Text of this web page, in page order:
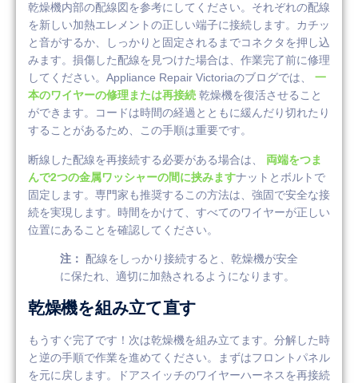
乾燥機内部の配線図を参考にしてください。それぞれの配線
を新しい加熱エレメントの正しい端子に接続します。カチッ
と音がするか、しっかりと固定されるまでコネクタを押し込
みます。損傷した配線を見つけた場合は、作業完了前に修理
してください。Appliance Repair Victoriaのブログでは、 一
本のワイヤーの修理または再接続 乾燥機を復活させること
ができます。コードは時間の経過とともに緩んだり切れたり
することがあるため、この手順は重要です。
断線した配線を再接続する必要がある場合は、 両端をつま
んで2つの金属ワッシャーの間に挟みますナットとボルトで
固定します。専門家も推奨するこの方法は、強固で安全な接
続を実現します。時間をかけて、すべてのワイヤーが正しい
位置にあることを確認してください。
注： 配線をしっかり接続すると、乾燥機が安全
に保たれ、適切に加熱されるようになります。
乾燥機を組み立て直す
もうすぐ完了です！次は乾燥機を組み立てます。分解した時
と逆の手順で作業を進めてください。まずはフロントパネル
を元に戻します。ドアスイッチのワイヤーハーネスを再接続